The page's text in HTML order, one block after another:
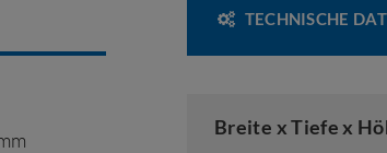
TECHNISCHE
Breite x Tiefe x